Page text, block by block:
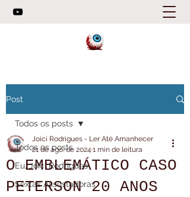
Post
Todos os posts
Eu, Joici Rodrigues
Sextas Assustadoras
Todos os posts
O EMBLEMÁTICO CASO
PETERSON 20 ANOS
Joici Rodrigues - Ler Até Amanhecer
21 de ago. de 2024 1 min de leitura